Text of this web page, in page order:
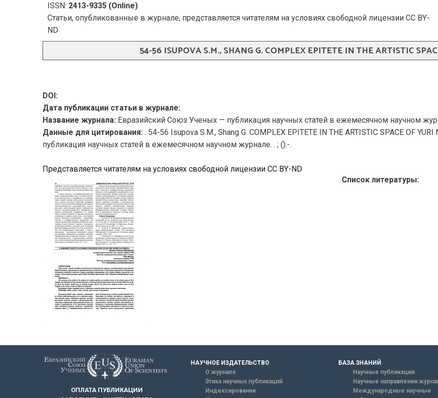
ISSN: 2413-9335 (Online)
Статьи, опубликованные в журнале, представляется читателям на условиях свободной лицензии CC BY-
ND
54-56 ISUPOVA S.M., SHANG G. COMPLEX EPITETE IN THE ARTISTIC
DOI:
Дата публикации статьи в журнале:
Название журнала: Евразийский Союз Ученых — публикация научных статей в ежемесячном научном
Данные для цитирования: . 54-56 Isupova S.M., Shang G. COMPLEX EPITETE IN THE ARTISTIC SPACE OF
публикация научных статей в ежемесячном научном журнале. . ; ():-.
Представляется читателям на условиях свободной лицензии CC BY-ND
Список литературы:
ОПЛАТА ПУБЛИКАЦИИ
НАУЧНОЕ ИЗДАТЕЛЬСТВО
О журнале
Этика научных публикаций
Индексирование
БАЗА ЗНАНИЙ
Научные публикации
Научные направления
Международные научные